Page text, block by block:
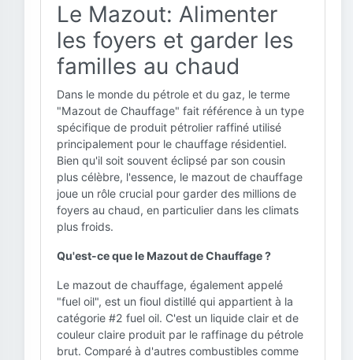
Le Mazout: Alimenter
les foyers et garder les
familles au chaud
Dans le monde du pétrole et du gaz, le terme
"Mazout de Chauffage" fait référence à un type
spécifique de produit pétrolier raffiné utilisé
principalement pour le chauffage résidentiel.
Bien qu'il soit souvent éclipsé par son cousin
plus célèbre, l'essence, le mazout de chauffage
joue un rôle crucial pour garder des millions de
foyers au chaud, en particulier dans les climats
plus froids.
Qu'est-ce que le Mazout de Chauffage ?
Le mazout de chauffage, également appelé
"fuel oil", est un fioul distillé qui appartient à la
catégorie #2 fuel oil. C'est un liquide clair et de
couleur claire produit par le raffinage du pétrole
brut. Comparé à d'autres combustibles comme